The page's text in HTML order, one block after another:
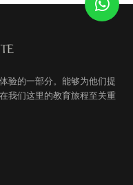
验的一部分。能够为他们提
我们这里的教育旅程至关重